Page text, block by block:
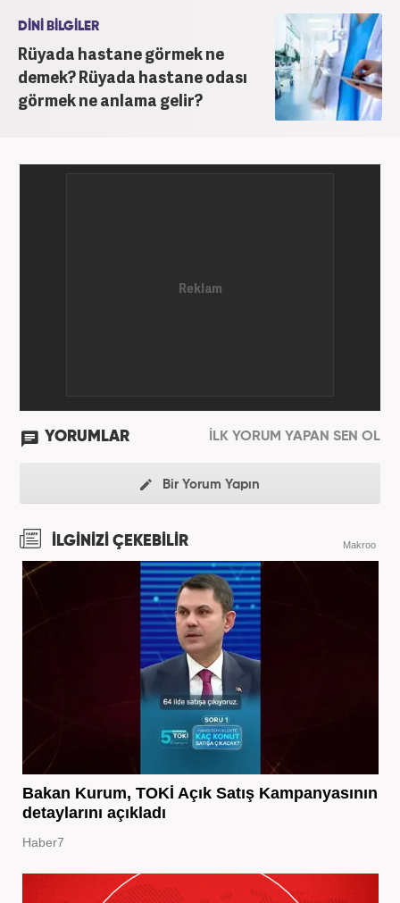
DİNİ BİLGİLER
Rüyada hastane görmek ne
demek? Rüyada hastane odası
görmek ne anlama gelir?
YORUMLAR İLK YORUM YAPAN SEN OL
Bir Yorum Yapın
İLGİNİZİ ÇEKEBİLİR Makroo
Bakan Kurum, TOKİ Açık Satış Kampanyasının
detaylarını açıkladı
Haber7